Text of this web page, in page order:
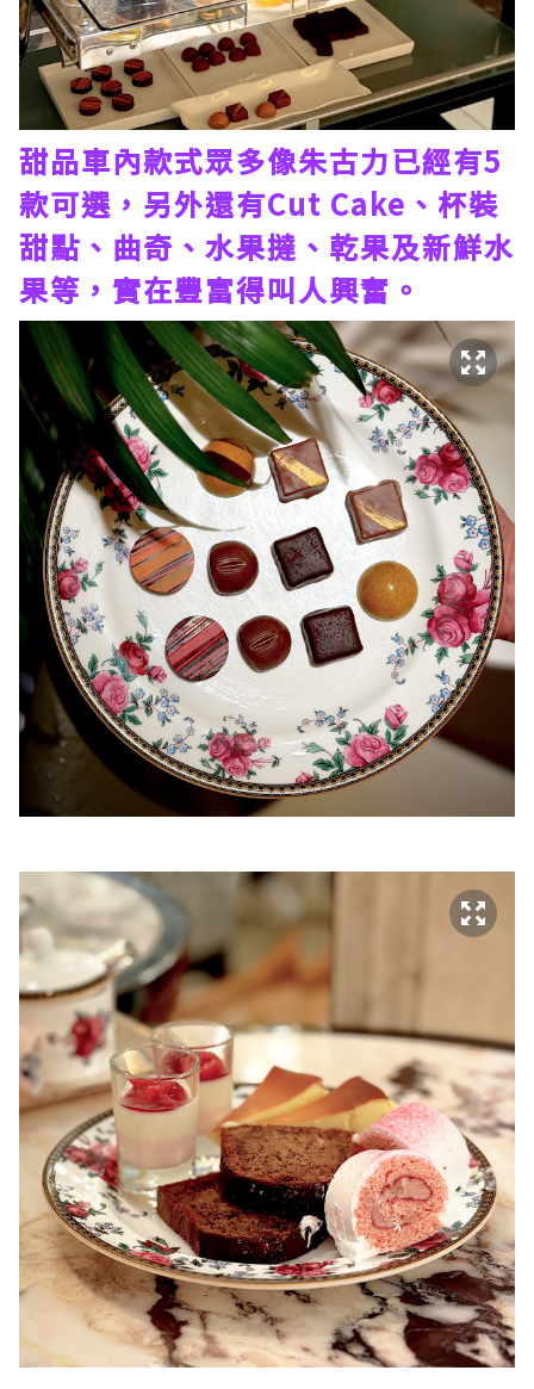
甜品車內款式眾多像朱古力已經有5
款可選，另外還有Cut Cake、杯裝
甜點、曲奇、水果撻、乾果及新鮮水
果等，實在豐富得叫人興奮。